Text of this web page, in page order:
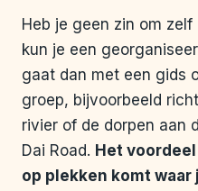
Heb je geen zin om
kun je een
gaat dan met een gids
groep, bijvoorbeeld
rivier of de dorpen aan
Dai Road. Het
op plekken komt